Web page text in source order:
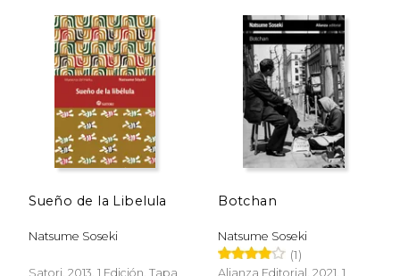
Sueño de la Libelula
Natsume Soseki
Satori, 2013, 1 Edición, Tapa
Botchan
Natsume Soseki
(1)
Alianza Editorial, 2021, 1